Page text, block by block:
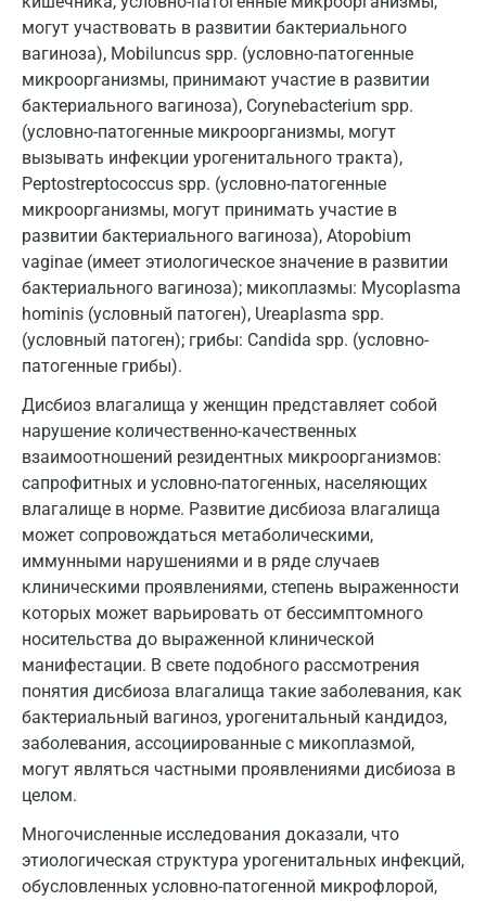
могут участвовать в развитии бактериального
вагиноза), Mobiluncus spp. (условно-патогенные
микроорганизмы, принимают участие в развитии
бактериального вагиноза), Corynebacterium spp.
(условно-патогенные микроорганизмы, могут
вызывать инфекции урогенитального тракта),
Peptostreptococcus spp. (условно-патогенные
микроорганизмы, могут принимать участие в
развитии бактериального вагиноза), Atopobium
vaginae (имеет этиологическое значение в развитии
бактериального вагиноза); микоплазмы: Mycoplasma
hominis (условный патоген), Ureaplasma spp.
(условный патоген); грибы: Candida spp. (условно-
патогенные грибы).
Дисбиоз влагалища у женщин представляет собой
нарушение количественно-качественных
взаимоотношений резидентных микроорганизмов:
сапрофитных и условно-патогенных, населяющих
влагалище в норме. Развитие дисбиоза влагалища
может сопровождаться метаболическими,
иммунными нарушениями и в ряде случаев
клиническими проявлениями, степень выраженности
которых может варьировать от бессимптомного
носительства до выраженной клинической
манифестации. В свете подобного рассмотрения
понятия дисбиоза влагалища такие заболевания, как
бактериальный вагиноз, урогенитальный кандидоз,
заболевания, ассоциированные с микоплазмой,
могут являться частными проявлениями дисбиоза в
целом.
Многочисленные исследования доказали, что
этиологическая структура урогенитальных инфекций,
обусловленных условно-патогенной микрофлорой,
Калининград
Калуга
Кемерово
Ковров
Коломна
Королев
Кострома
Котельники
Красногорск
Краснодар
Красноярск
Курск
Лабинск
Липецк
Лобня
Люберцы
Майкоп
Мурино
Мытищи
Набережные Челны